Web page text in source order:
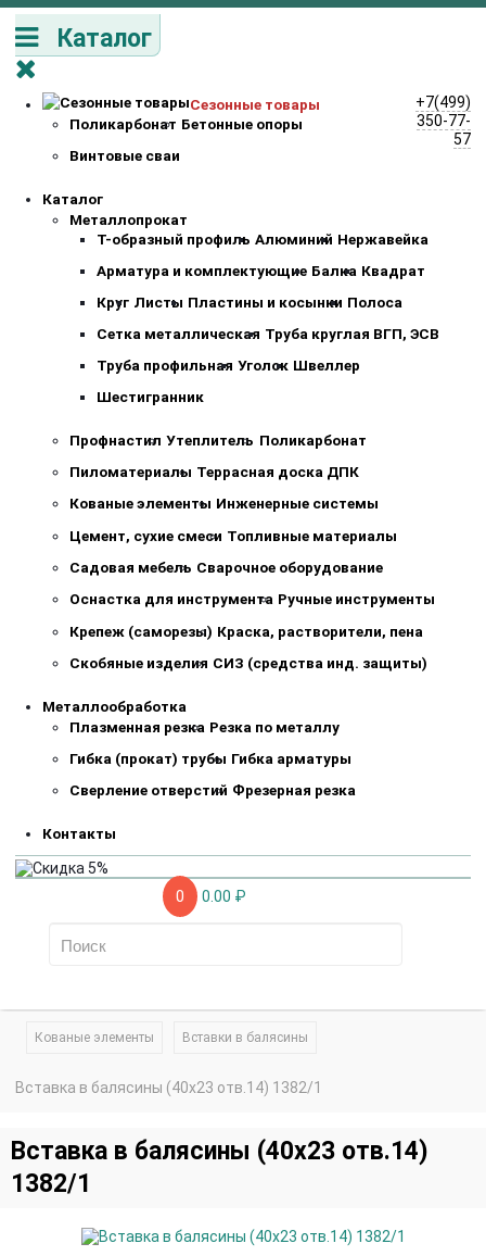
Каталог
Сезонные товары
Поликарбонат Бетонные опоры
Винтовые сваи
Каталог
Металлопрокат
Т-образный профиль Алюминий Нержавейка
Арматура и комплектующие Балка Квадрат
Круг Листы Пластины и косынки Полоса
Сетка металлическая Труба круглая ВГП, ЭСВ
Труба профильная Уголок Швеллер
Шестигранник
Профнастил Утеплитель Поликарбонат
Пиломатериалы Террасная доска ДПК
Кованые элементы Инженерные системы
Цемент, сухие смеси Топливные материалы
Садовая мебель Сварочное оборудование
Оснастка для инструмента Ручные инструменты
Крепеж (саморезы) Краска, растворители, пена
Скобяные изделия СИЗ (средства инд. защиты)
Металлообработка
Плазменная резка Резка по металлу
Гибка (прокат) трубы Гибка арматуры
Сверление отверстий Фрезерная резка
Контакты
+7(499)
350-77-
57
0 0.00 ₽
Кованые элементы Вставки в балясины
Вставка в балясины (40х23 отв.14) 1382/1
Вставка в балясины (40х23 отв.14)
1382/1